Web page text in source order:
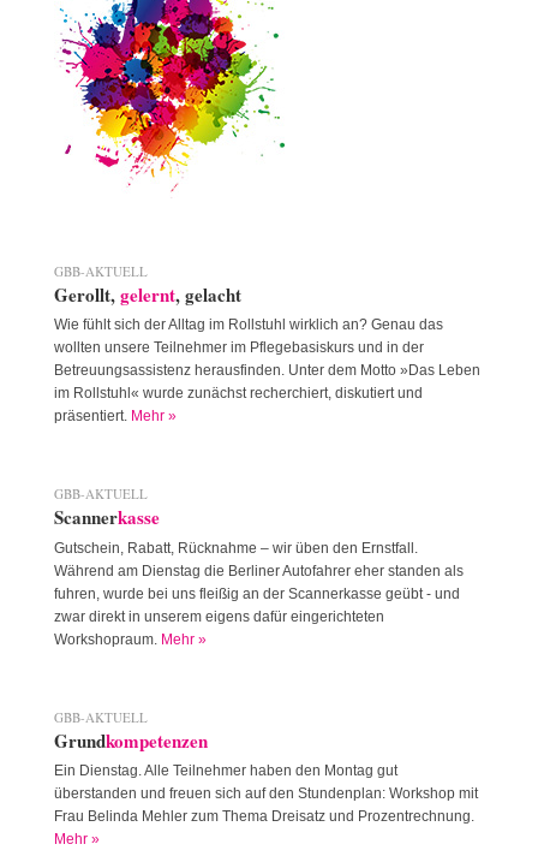
GBB-AKTUELL
Gerollt,gelernt, gelacht
Wie fühlt sich der Alltag im Rollstuhl wirklich an? Genau das
wollten unsere Teilnehmer im Pflegebasiskurs und in der
Betreuungsassistenz herausfinden. Unter dem Motto »Das Leben
im Rollstuhl« wurde zunächst recherchiert, diskutiert und
präsentiert. Mehr »
GBB-AKTUELL
Scannerkasse
Gutschein, Rabatt, Rücknahme – wir üben den Ernstfall.
Während am Dienstag die Berliner Autofahrer eher standen als
fuhren, wurde bei uns fleißig an der Scannerkasse geübt - und
zwar direkt in unserem eigens dafür eingerichteten
Workshopraum. Mehr »
GBB-AKTUELL
Grundkompetenzen
Ein Dienstag. Alle Teilnehmer haben den Montag gut
überstanden und freuen sich auf den Stundenplan: Workshop mit
Frau Belinda Mehler zum Thema Dreisatz und Prozentrechnung.
Mehr »